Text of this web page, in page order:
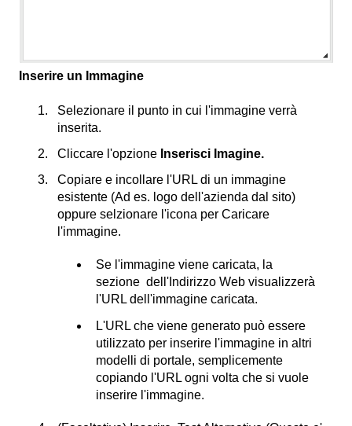
Inserire un Immagine
Selezionare il punto in cui l'immagine verrà
inserita.
Cliccare l'opzione Inserisci Imagine.
Copiare e incollare l'URL di un immagine
esistente (Ad es. logo dell'azienda dal sito)
oppure selzionare l'icona per Caricare
l'immagine.
Se l'immagine viene caricata, la
sezione dell'Indirizzo Web visualizzerà
l'URL dell'immagine caricata.
L'URL che viene generato può essere
utilizzato per inserire l'immagine in altri
modelli di portale, semplicemente
copiando l'URL ogni volta che si vuole
inserire l'immagine.